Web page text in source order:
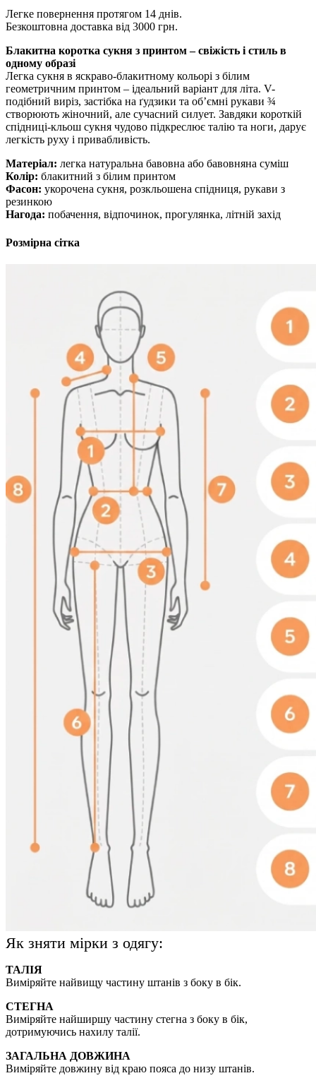
Легке повернення протягом 14 днів.
Безкоштовна доставка від 3000 грн.
Блакитна коротка сукня з принтом – свіжість і стиль в
одному образі
Легка сукня в яскраво-блакитному кольорі з білим
геометричним принтом – ідеальний варіант для літа. V-
подібний виріз, застібка на ґудзики та об’ємні рукави ¾
створюють жіночний, але сучасний силует. Завдяки короткій
спідниці-кльош сукня чудово підкреслює талію та ноги, дарує
легкість руху і привабливість.
Матеріал: легка натуральна бавовна або бавовняна суміш
Колір: блакитний з білим принтом
Фасон: укорочена сукня, розкльошена спідниця, рукави з
резинкою
Нагода: побачення, відпочинок, прогулянка, літній захід
Розмірна сітка
Як зняти мірки з одягу:
ТАЛІЯ
Виміряйте найвищу частину штанів з боку в бік.
СТЕГНА
Виміряйте найширшу частину стегна з боку в бік,
дотримуючись нахилу талії.
ЗАГАЛЬНА ДОВЖИНА
Виміряйте довжину від краю пояса до низу штанів.